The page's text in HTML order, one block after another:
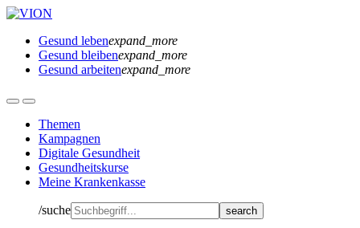
Gesund lebenexpand_more
Gesund bleibenexpand_more
Gesund arbeitenexpand_more
Themen
Kampagnen
Digitale Gesundheit
Gesundheitskurse
Meine Krankenkasse
/suche